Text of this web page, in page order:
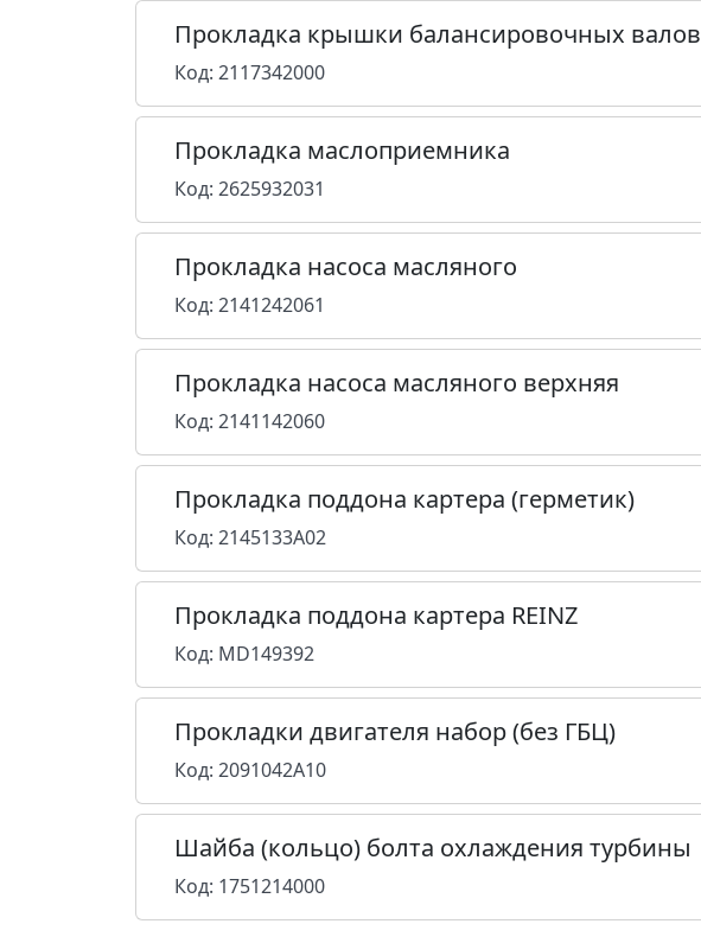
Прокладка крышки балансировочных валов
Код: 2117342000
Прокладка маслоприемника
Код: 2625932031
Прокладка насоса масляного
Код: 2141242061
Прокладка насоса масляного верхняя
Код: 2141142060
Прокладка поддона картера (герметик)
Код: 2145133A02
Прокладка поддона картера REINZ
Код: MD149392
Прокладки двигателя набор (без ГБЦ)
Код: 2091042A10
Шайба (кольцо) болта охлаждения турбины
Код: 1751214000